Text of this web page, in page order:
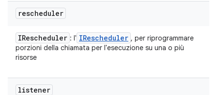
rescheduler
IRescheduler : l' IRescheduler , per riprogrammare
porzioni della chiamata per l'esecuzione su una o più
risorse
listener